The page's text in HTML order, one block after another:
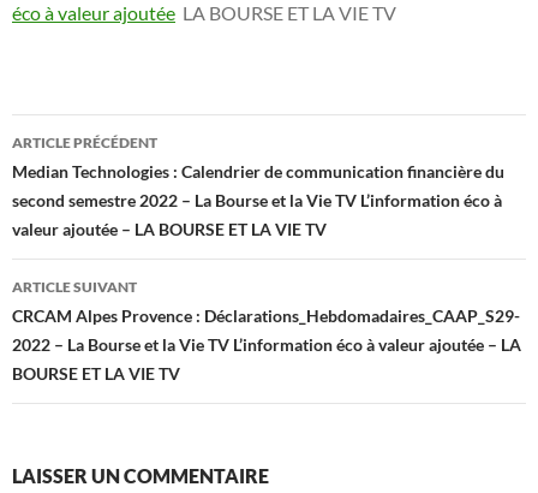
éco à valeur ajoutée LA BOURSE ET LA VIE TV
Navigation
des
articles
ARTICLE PRÉCÉDENT
Median Technologies : Calendrier de communication financière du
second semestre 2022 – La Bourse et la Vie TV L’information éco à
valeur ajoutée – LA BOURSE ET LA VIE TV
ARTICLE SUIVANT
CRCAM Alpes Provence : Déclarations_Hebdomadaires_CAAP_S29-
2022 – La Bourse et la Vie TV L’information éco à valeur ajoutée – LA
BOURSE ET LA VIE TV
LAISSER UN COMMENTAIRE